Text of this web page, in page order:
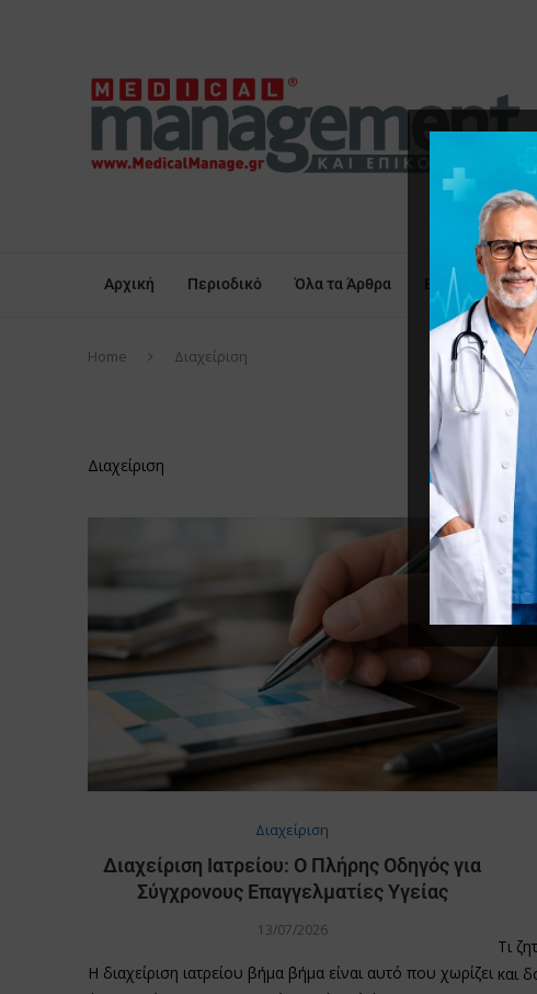
Αρχική Περιοδικό Όλα τα Άρθρα Επικαιρότητα
Home Διαχείριση
Διαχείριση
Διαχείριση
Διαχείριση Ιατρείου: Ο Πλήρης Οδηγός για
Σύγχρονους Επαγγελματίες Υγείας
13/07/2026
Η διαχείριση ιατρείου βήμα βήμα είναι αυτό που χωρίζει
Τι
και